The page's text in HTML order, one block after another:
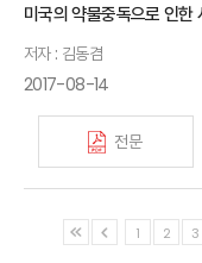
미국의 약물중독으로 인한
저자 : 김동겸
2017-08-14
전문
1 2 3